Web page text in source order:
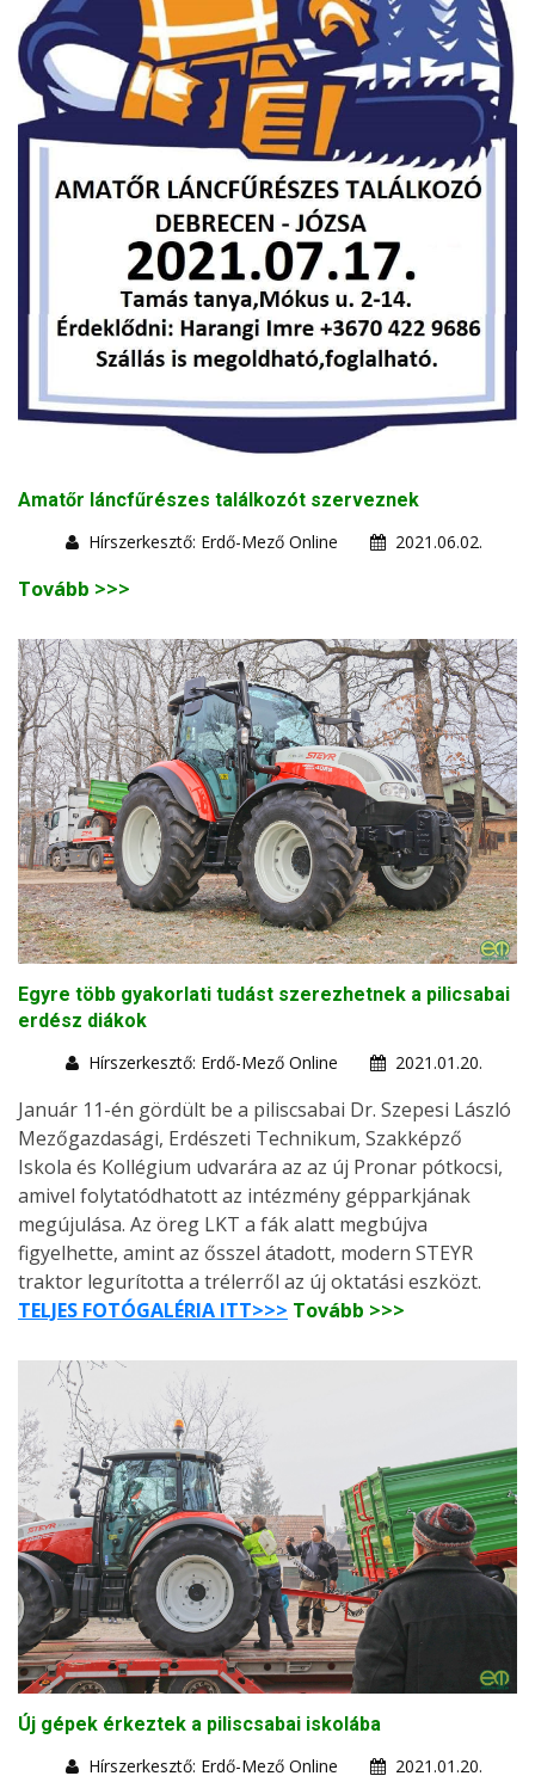
Amatőr láncfűrészes találkozót szerveznek
Hírszerkesztő: Erdő-Mező Online
2021.06.02.
Tovább >>>
Egyre több gyakorlati tudást szerezhetnek a pilicsabai
erdész diákok
Hírszerkesztő: Erdő-Mező Online
2021.01.20.
Január 11-én gördült be a piliscsabai Dr. Szepesi László
Mezőgazdasági, Erdészeti Technikum, Szakképző
Iskola és Kollégium udvarára az az új Pronar pótkocsi,
amivel folytatódhatott az intézmény gépparkjának
megújulása. Az öreg LKT a fák alatt megbújva
figyelhette, amint az ősszel átadott, modern STEYR
traktor legurította a trélerről az új oktatási eszközt.
TELJES FOTÓGALÉRIA ITT>>> Tovább >>>
Új gépek érkeztek a piliscsabai iskolába
Hírszerkesztő: Erdő-Mező Online
2021.01.20.